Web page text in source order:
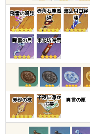
飛雷の鳴弦 赤角石塵滅
砕
波乱月白経
津
曚雲の月 東花坊時雨
赤砂の杖
千夜に浮か
ぶ夢
真言の匣